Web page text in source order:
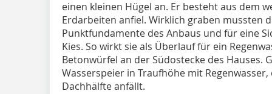
einen kleinen Hügel an. Er besteht aus dem
Erdarbeiten anfiel. Wirklich graben mussten
Punktfundamente des Anbaus und für eine
Kies. So wirkt sie als Überlauf für ein
Betonwürfel an der Südostecke des Hauses.
Wasserspeier in Traufhöhe mit Regenwasser,
Dachhälfte anfällt.